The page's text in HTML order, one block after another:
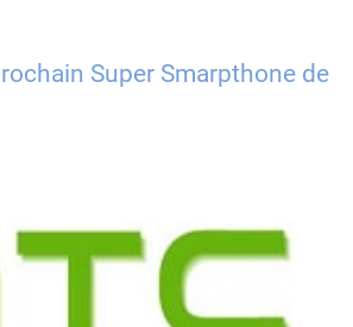
Super Smarpthone de